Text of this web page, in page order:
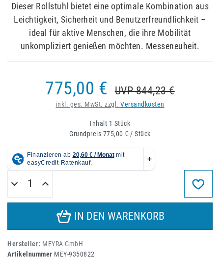
Dieser Rollstuhl bietet eine optimale Kombination aus
Leichtigkeit, Sicherheit und Benutzerfreundlichkeit –
ideal für aktive Menschen, die ihre Mobilität
unkompliziert genießen möchten. Messeneuheit.
775,00 € UVP 844,23 €
inkl. ges. MwSt. zzgl. Versandkosten
Inhalt 1 Stück
Grundpreis 775,00 € / Stück
IN DEN WARENKORB
Hersteller: MEYRA GmbH
Artikelnummer MEY-9350822